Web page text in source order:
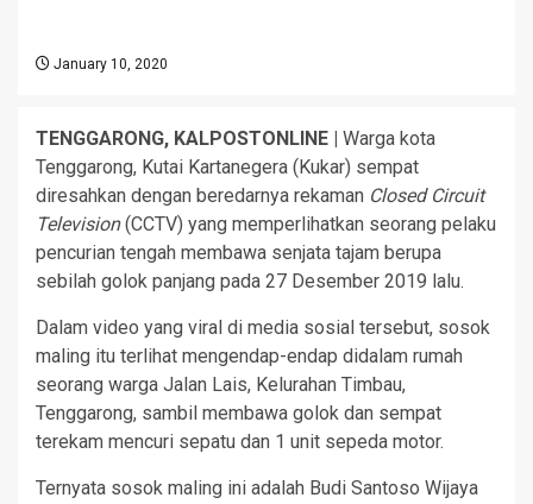
January 10, 2020
TENGGARONG, KALPOSTONLINE |
Warga kota
Tenggarong, Kutai Kartanegera (Kukar) sempat
diresahkan dengan beredarnya rekaman Closed Circuit
Television(CCTV) yang memperlihatkan seorang pelaku
pencurian tengah membawa senjata tajam berupa
sebilah golok panjang pada 27 Desember 2019 lalu.
Dalam video yang viral di media sosial tersebut, sosok
maling itu terlihat mengendap-endap didalam rumah
seorang warga Jalan Lais, Kelurahan Timbau,
Tenggarong, sambil membawa golok dan sempat
terekam mencuri sepatu dan 1 unit sepeda motor.
Ternyata sosok maling ini adalah Budi Santoso Wijaya